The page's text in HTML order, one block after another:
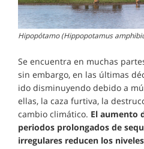
Hipopótamo (Hippopotamus
Se encuentra en muchas
sin embargo, en las últimas
ido disminuyendo debido a
ellas, la caza furtiva, la
cambio climático. El aumento
periodos prolongados de
irregulares reducen los